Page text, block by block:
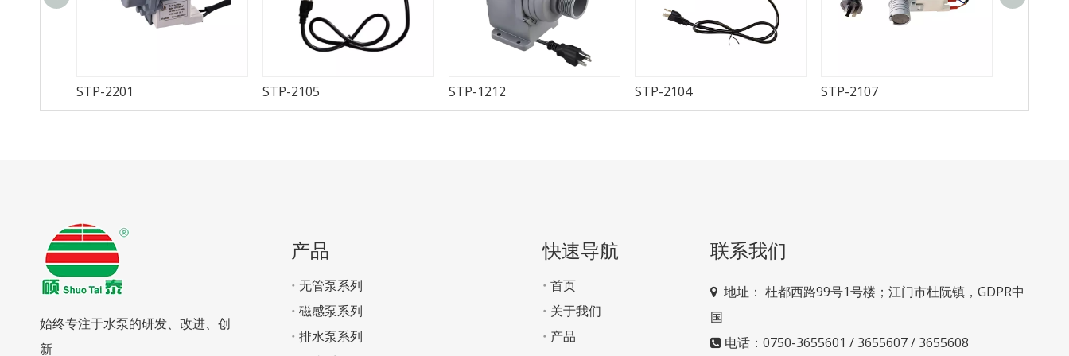
STP-2201 STP-2105 STP-1212 STP-2104 STP-2107
始终专注于水泵的研发、改进、创
新
产品
无管泵系列
磁感泵系列
排水泵系列
快速导航
首页
关于我们
产品
联系我们
地址： 杜都西路99号1号楼；江门市杜阮镇，GDPR中
国
电话：0750-3655601 / 3655607 / 3655608